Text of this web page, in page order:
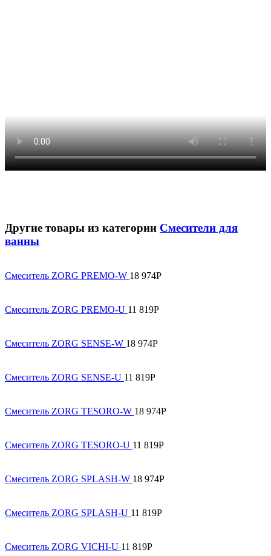
Другие товары из категории Смесители для
ванны
Смеситель ZORG PREMO-W 18 974Р
Смеситель ZORG PREMO-U 11 819Р
Смеситель ZORG SENSE-W 18 974Р
Смеситель ZORG SENSE-U 11 819Р
Смеситель ZORG TESORO-W 18 974Р
Смеситель ZORG TESORO-U 11 819Р
Смеситель ZORG SPLASH-W 18 974Р
Смеситель ZORG SPLASH-U 11 819Р
Смеситель ZORG VICHI-U 11 819Р